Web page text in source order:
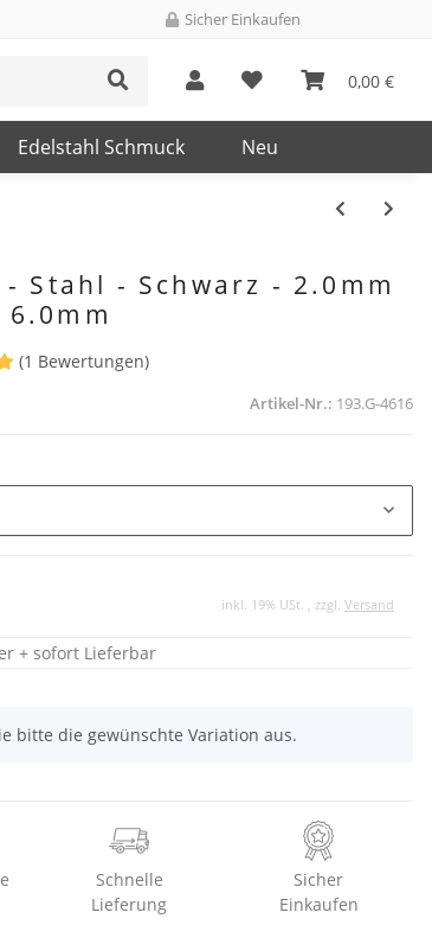
Sicher Einkaufen
0,00 €
Edelstahl Schmuck Neu
Stahl - Schwarz - 2.0mm
6.0mm
(1 Bewertungen)
Artikel-Nr.: 193.G-4616
inkl. 19% USt. , zzgl. Versand
+ sofort Lieferbar
bitte die gewünschte Variation aus.
Schnelle
Lieferung
Sicher
Einkaufen